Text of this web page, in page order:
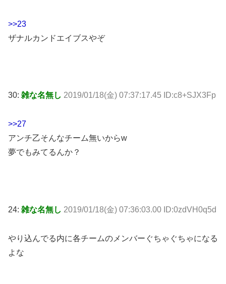
>>23
ザナルカンドエイブスやぞ
30: 雑な名無し 2019/01/18(金) 07:37:17.45 ID:c8+SJX3Fp
>>27
アンチ乙そんなチーム無いからw
夢でもみてるんか？
24: 雑な名無し 2019/01/18(金) 07:36:03.00 ID:0zdVH0q5d
やり込んでる内に各チームのメンバーぐちゃぐちゃになる
よな